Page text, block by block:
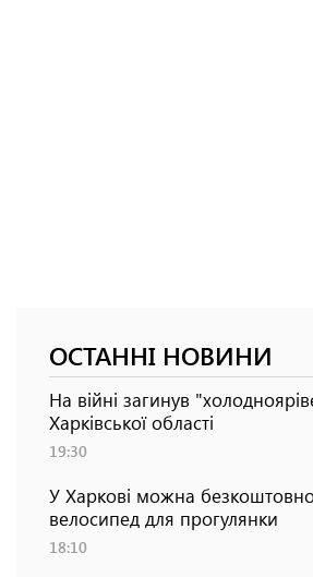
ОСТАННІ НОВИНИ
На війні загинув
Харківської області
19:30
У Харкові можна
велосипед для прогулянки
18:10